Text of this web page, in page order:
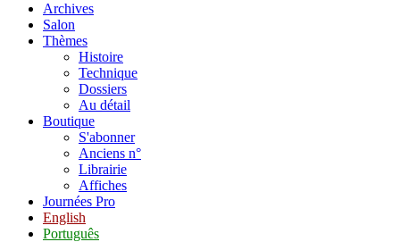
Archives
Salon
Thèmes
Histoire
Technique
Dossiers
Au détail
Boutique
S'abonner
Anciens n°
Librairie
Affiches
Journées Pro
English
Português